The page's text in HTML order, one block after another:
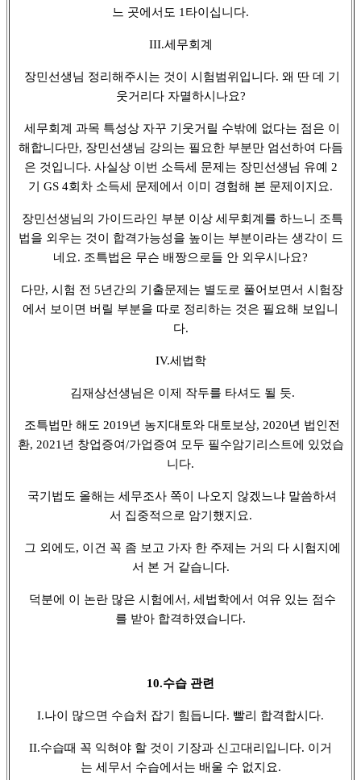
느 곳에서도 1타이십니다.
III.세무회계
장민선생님 정리해주시는 것이 시험범위입니다. 왜 딴 데 기
웃거리다 자멸하시나요?
세무회계 과목 특성상 자꾸 기웃거릴 수밖에 없다는 점은 이
해합니다만, 장민선생님 강의는 필요한 부분만 엄선하여 다듬
은 것입니다. 사실상 이번 소득세 문제는 장민선생님 유예 2
기 GS 4회차 소득세 문제에서 이미 경험해 본 문제이지요.
장민선생님의 가이드라인 부분 이상 세무회계를 하느니 조특
법을 외우는 것이 합격가능성을 높이는 부분이라는 생각이 드
네요. 조특법은 무슨 배짱으로들 안 외우시나요?
다만, 시험 전 5년간의 기출문제는 별도로 풀어보면서 시험장
에서 보이면 버릴 부분을 따로 정리하는 것은 필요해 보입니
다.
IV.세법학
김재상선생님은 이제 작두를 타셔도 될 듯.
조특법만 해도 2019년 농지대토와 대토보상, 2020년 법인전
환, 2021년 창업증여/가업증여 모두 필수암기리스트에 있었습
니다.
국기법도 올해는 세무조사 쪽이 나오지 않겠느냐 말씀하셔
서 집중적으로 암기했지요.
그 외에도, 이건 꼭 좀 보고 가자 한 주제는 거의 다 시험지에
서 본 거 같습니다.
덕분에 이 논란 많은 시험에서, 세법학에서 여유 있는 점수
를 받아 합격하였습니다.
10.수습 관련
I.나이 많으면 수습처 잡기 힘듭니다. 빨리 합격합시다.
II.수습때 꼭 익혀야 할 것이 기장과 신고대리입니다. 이거
는 세무서 수습에서는 배울 수 없지요.